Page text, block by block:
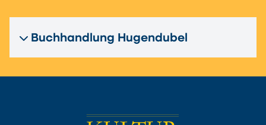
Buchhandlung Hugendubel